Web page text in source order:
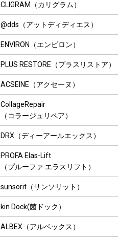
CLIGRAM（カリグラム）
@dds（アットディディエス）
ENVIRON（エンビロン）
PLUS RESTORE（プラスリストア）
ACSEINE（アクセーヌ）
CollageRepair
（コラージュリペア）
DRX（ディーアールエックス）
PROFA Elas-Lift
（プルーファ エラスリフト）
sunsorit（サンソリット）
kin Dock(菌ドック）
ALBEX（アルベックス）